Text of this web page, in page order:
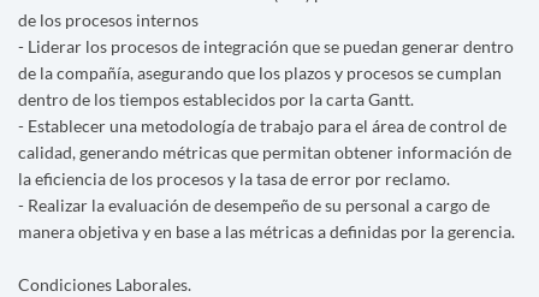
de los procesos internos
- Liderar los procesos de integración que se puedan generar dentro
de la compañía, asegurando que los plazos y procesos se cumplan
dentro de los tiempos establecidos por la carta Gantt.
- Establecer una metodología de trabajo para el área de control de
calidad, generando métricas que permitan obtener información de
la eficiencia de los procesos y la tasa de error por reclamo.
- Realizar la evaluación de desempeño de su personal a cargo de
manera objetiva y en base a las métricas a definidas por la gerencia.
Condiciones Laborales.